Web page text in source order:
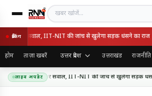
खबर खोजें
ब्रेकिंगपर सवाल, IIT-NIT की जांच से खुलेगा सड़क धंसने का राज
होम ताज़ा खबरें उत्तर प्रदेश उत्तराखंड राजनीति
लाइव अपडेट
की गुणवत्ता पर सवाल, IIT-NIT की जांच से खुलेगा सड़क